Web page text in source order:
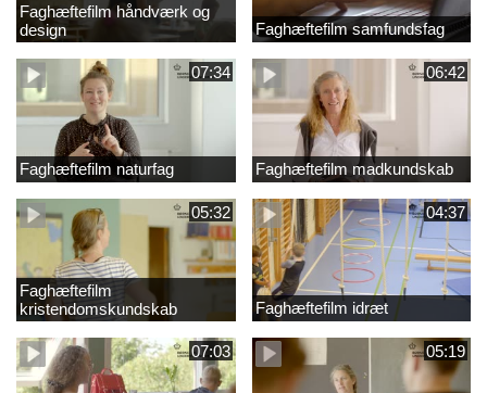
Faghæftefilm håndværk og
design
Faghæftefilm samfundsfag
07:34
Faghæftefilm naturfag
06:42
Faghæftefilm madkundskab
05:32
Faghæftefilm
kristendomskundskab
04:37
Faghæftefilm idræt
07:03 05:19